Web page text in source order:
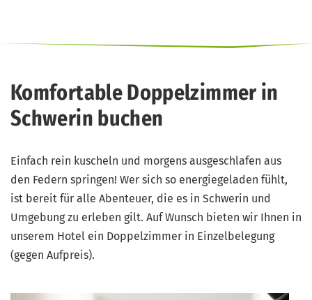
Komfortable Doppelzimmer in
Schwerin buchen
Einfach rein kuscheln und morgens ausgeschlafen aus
den Federn springen! Wer sich so energiegeladen fühlt,
ist bereit für alle Abenteuer, die es in Schwerin und
Umgebung zu erleben gilt. Auf Wunsch bieten wir Ihnen in
unserem Hotel ein Doppelzimmer in Einzelbelegung
(gegen Aufpreis).